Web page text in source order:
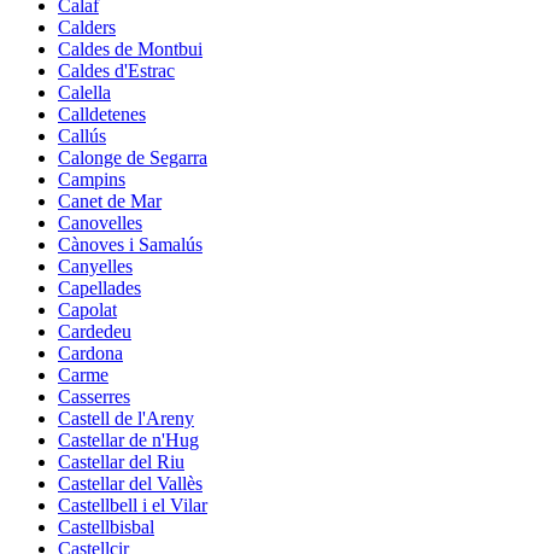
Calaf
Calders
Caldes de Montbui
Caldes d'Estrac
Calella
Calldetenes
Callús
Calonge de Segarra
Campins
Canet de Mar
Canovelles
Cànoves i Samalús
Canyelles
Capellades
Capolat
Cardedeu
Cardona
Carme
Casserres
Castell de l'Areny
Castellar de n'Hug
Castellar del Riu
Castellar del Vallès
Castellbell i el Vilar
Castellbisbal
Castellcir